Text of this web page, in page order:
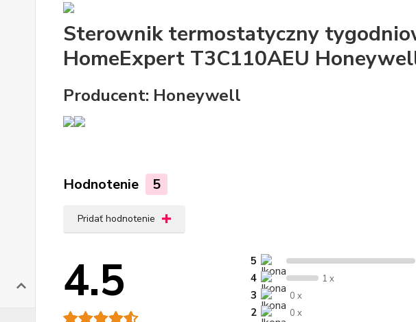
Sterownik termostatyczny
HomeExpert T3C110AEU
Producent: Honeywell
Hodnotenie 5
Pridať hodnotenie
4.5
5
4
1 x
3 0 x
2 0 x